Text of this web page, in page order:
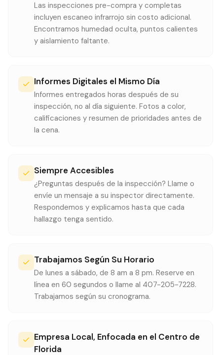
Las inspecciones pre-compra y completas
incluyen escaneo infrarrojo sin costo adicional.
Encontramos humedad oculta, puntos calientes
y aislamiento faltante.
Informes Digitales el Mismo Día
Informes entregados horas después de su
inspección, no al día siguiente. Fotos a color,
calificaciones y resumen de prioridades antes de
la cena.
Siempre Accesibles
¿Preguntas después de la inspección? Llame o
envíe un mensaje a su inspector directamente.
Respondemos y explicamos hasta que cada
hallazgo tenga sentido.
Trabajamos Según Su Horario
De lunes a sábado, de 8 am a 8 pm. Reserve en
línea en 60 segundos o llame al 407-205-7228.
Trabajamos según su cronograma.
Empresa Local, Enfocada en el Centro de
Florida